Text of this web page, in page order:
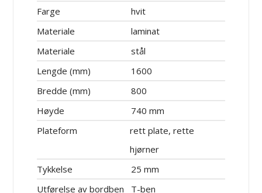
Farge
hvit
Materiale
laminat
Materiale
stål
Lengde (mm)
1600
Bredde (mm)
800
Høyde
740 mm
Plateform
rett plate, rette
hjørner
Tykkelse
25 mm
Utførelse av bordben
T-ben